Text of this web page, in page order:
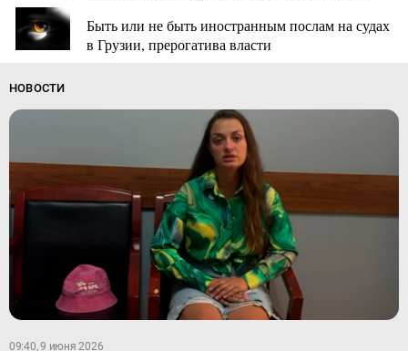
Быть или не быть иностранным послам на судах
в Грузии, прерогатива власти
НОВОСТИ
09:40, 9 июня 2026